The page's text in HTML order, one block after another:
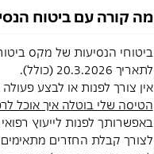
מה קורה עם ביטוח
ביטוחי הנסיעות של מקס
לתאריך 20.3.2026 (כולל)
.
אין צורך לפנות או לבצע
הטיסה שלי בוטלה איך אוכל
באפשרותך לפנות לייעוץ
לצורך קבלת החזרים